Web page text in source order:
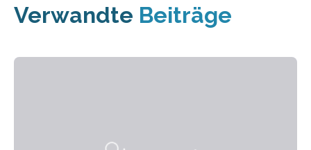
Verwandte Beiträge